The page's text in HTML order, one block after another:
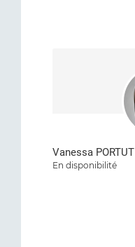
Vanessa PORTUT
En disponibilité